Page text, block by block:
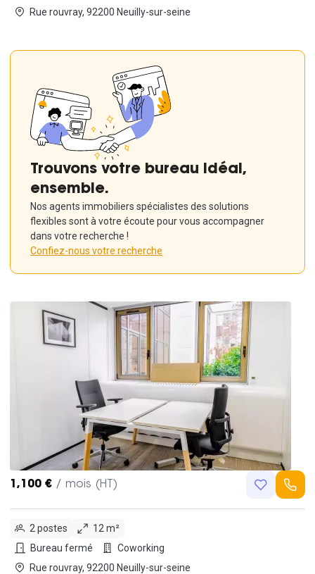
Rue rouvray, 92200 Neuilly-sur-seine
Trouvons votre bureau idéal,
ensemble.
Nos agents immobiliers spécialistes des solutions
flexibles sont à votre écoute pour vous accompagner
dans votre recherche !
Confiez-nous votre recherche
1,100 € / mois (HT)
2 postes
12 m²
Bureau fermé
Coworking
Rue rouvray, 92200 Neuilly-sur-seine